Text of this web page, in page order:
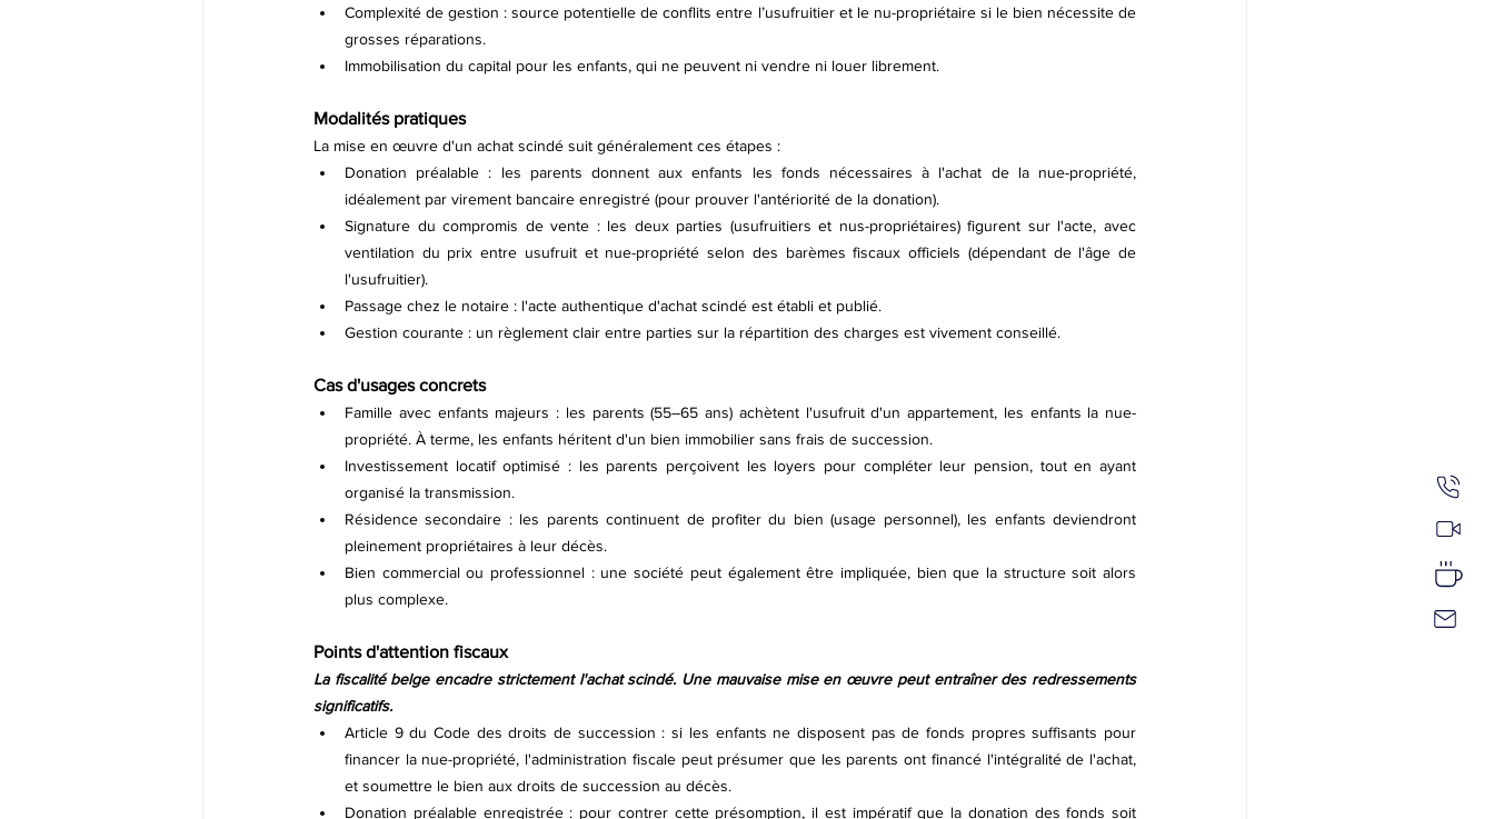
Complexité de gestion : source potentielle de conflits entre l’usufruitier et le nu-propriétaire si le bien nécessite de
grosses réparations.
Immobilisation du capital pour les enfants, qui ne peuvent ni vendre ni louer librement.
Modalités pratiques
La mise en œuvre d'un achat scindé suit généralement ces étapes :
Donation préalable : les parents donnent aux enfants les fonds nécessaires à l'achat de la nue-propriété,
idéalement par virement bancaire enregistré (pour prouver l'antériorité de la donation).
Signature du compromis de vente : les deux parties (usufruitiers et nus-propriétaires) figurent sur l'acte, avec
ventilation du prix entre usufruit et nue-propriété selon des barèmes fiscaux officiels (dépendant de l'âge de
l'usufruitier).
Passage chez le notaire : l'acte authentique d'achat scindé est établi et publié.
Gestion courante : un règlement clair entre parties sur la répartition des charges est vivement conseillé.
Cas d'usages concrets
Famille avec enfants majeurs : les parents (55–65 ans) achètent l'usufruit d'un appartement, les enfants la nue-
propriété. À terme, les enfants héritent d'un bien immobilier sans frais de succession.
Investissement locatif optimisé : les parents perçoivent les loyers pour compléter leur pension, tout en ayant
organisé la transmission.
Résidence secondaire : les parents continuent de profiter du bien (usage personnel), les enfants deviendront
pleinement propriétaires à leur décès.
Bien commercial ou professionnel : une société peut également être impliquée, bien que la structure soit alors
plus complexe.
Points d'attention fiscaux
La fiscalité belge encadre strictement l'achat scindé. Une mauvaise mise en œuvre peut entraîner des redressements
significatifs.
Article 9 du Code des droits de succession : si les enfants ne disposent pas de fonds propres suffisants pour
financer la nue-propriété, l'administration fiscale peut présumer que les parents ont financé l'intégralité de l'achat,
et soumettre le bien aux droits de succession au décès.
Donation préalable enregistrée : pour contrer cette présomption, il est impératif que la donation des fonds soit